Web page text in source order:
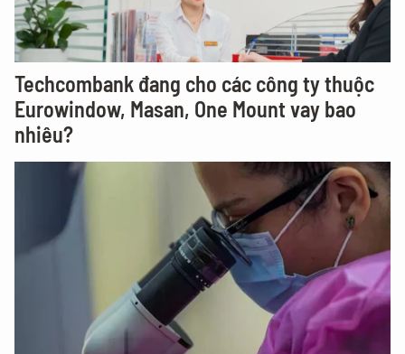
Techcombank đang cho các công ty thuộc
Eurowindow, Masan, One Mount vay bao
nhiêu?